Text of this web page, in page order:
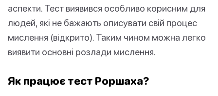
аспекти. Тест виявився особливо корисним для
людей, які не бажають описувати свій процес
мислення (відкрито). Таким чином можна легко
виявити основні розлади мислення.
Як працює тест Роршаха?